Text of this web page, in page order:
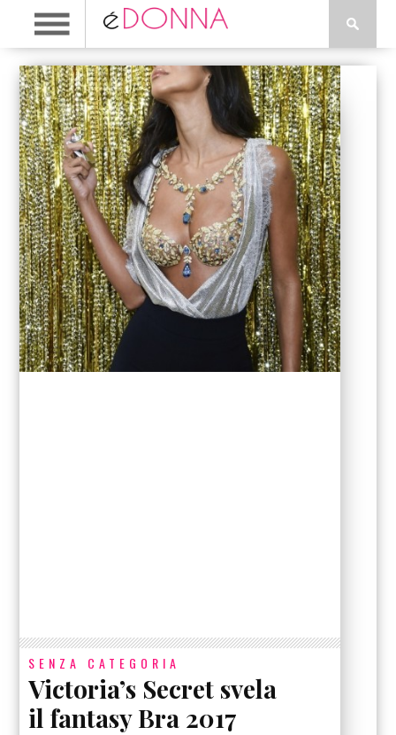
SENZA CATEGORIA
Victoria’s Secret svela
il fantasy Bra 2017